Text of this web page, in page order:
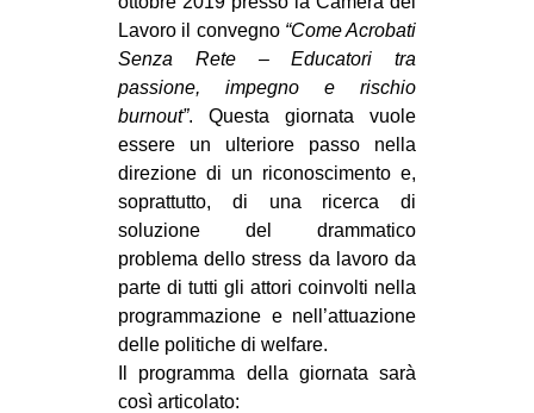
bsky
ms
SEARCH
Lavoro il convegno“Come Acrobati
Senza Rete – Educatori tra
passione, impegno e rischio
burnout”. Questa giornata vuole
essere un ulteriore passo nella
direzione di un riconoscimento e,
soprattutto, di una ricerca di
soluzione del drammatico
problema dello stress da lavoro da
parte di tutti gli attori coinvolti nella
programmazione e nell’attuazione
delle politiche di welfare.
Il programma della giornata sarà
così articolato: